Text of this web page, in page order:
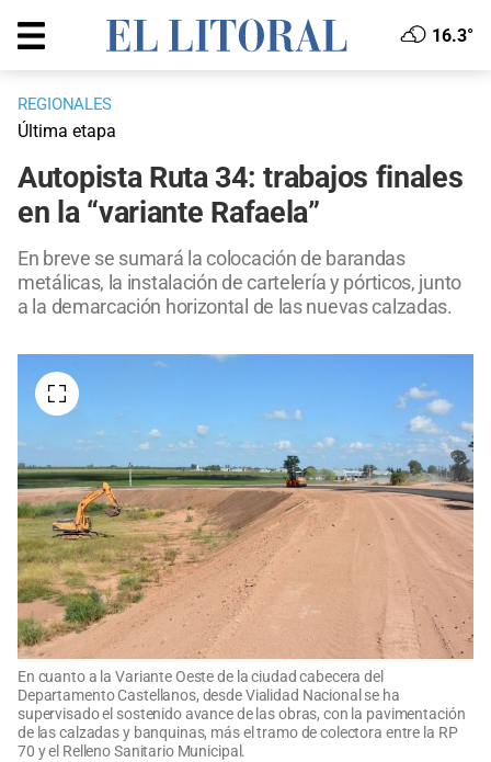
16.3°
REGIONALES
Última etapa
Autopista Ruta 34: trabajos finales
en la “variante Rafaela”
En breve se sumará la colocación de barandas
metálicas, la instalación de cartelería y pórticos, junto
a la demarcación horizontal de las nuevas calzadas.
En cuanto a la Variante Oeste de la ciudad cabecera del
Departamento Castellanos, desde Vialidad Nacional se ha
supervisado el sostenido avance de las obras, con la pavimentación
de las calzadas y banquinas, más el tramo de colectora entre la RP
70 y el Relleno Sanitario Municipal.